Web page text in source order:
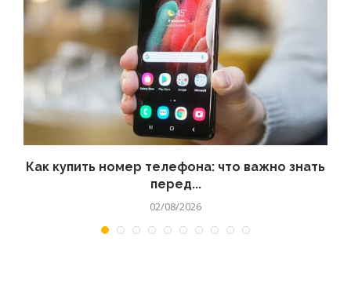
Как купить номер телефона: что важно знать
перед...
02/08/2026